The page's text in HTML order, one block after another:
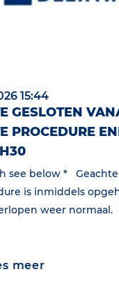
15:44
GESLOTEN
PROCEDURE
see below *
is inmiddels
weer normaal.
meer